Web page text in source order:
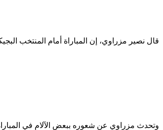
قال نصير مزراوي، إن المباراة أمام المنتخب
وتحدث مزراوي عن شعوره ببعض الآلام في المباراة، ورغم ذلك استطاع لعب 90 دقيقة، مشيرا إلى أنه وباقي اللاعبين، في حاجة